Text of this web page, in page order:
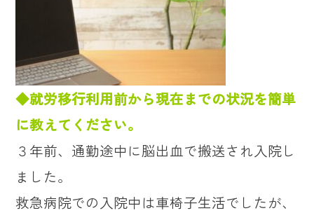
◆就労移行利用前から現在までの状況を簡単
に教えてください。
３年前、通勤途中に脳出血で搬送され入院し
ました。
救急病院での入院中は車椅子生活でしたが、